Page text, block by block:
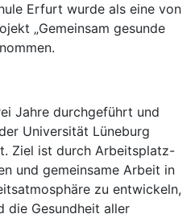
Erfurt wurde als eine von
„Gemeinsam gesunde
Jahre durchgeführt und
Universität Lüneburg
Ziel ist durch Arbeitsplatz-
und gemeinsame Arbeit in
zu entwickeln,
die Gesundheit aller